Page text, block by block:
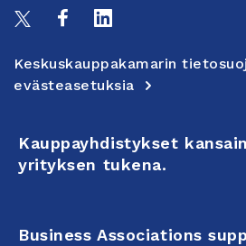
Keskuskauppakamarin
evästeasetuksia
Kauppayhdistykset
yrityksen tukena.
Business Associations